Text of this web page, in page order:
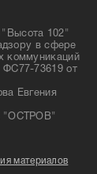
"Высота 102"
в сфере
коммуникаций
ФС77-73619 от
Евгения
"ОСТРОВ"
материалов